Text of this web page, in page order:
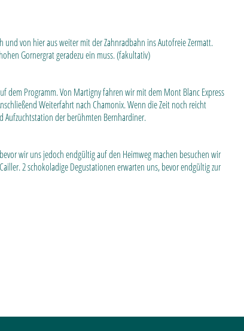
und von hier aus weiter mit der Zahnradbahn ins Autofreie Zermatt.
Gornergrat geradezu ein muss. (fakultativ)
dem Programm. Von Martigny fahren wir mit dem Mont Blanc Express
Weiterfahrt nach Chamonix. Wenn die Zeit noch reicht
Aufzuchtstation der berühmten Bernhardiner.
wir uns jedoch endgültig auf den Heimweg machen besuchen wir
2 schokoladige Degustationen erwarten uns, bevor endgültig zur